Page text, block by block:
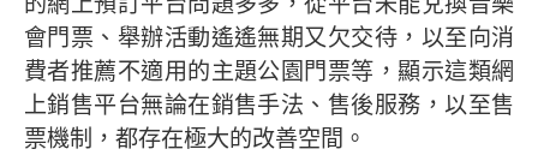
會門票、舉辦活動遙遙無期又欠交待，以至向消
費者推薦不適用的主題公園門票等，顯示這類網
上銷售平台無論在銷售手法、售後服務，以至售
票機制，都存在極大的改善空間。